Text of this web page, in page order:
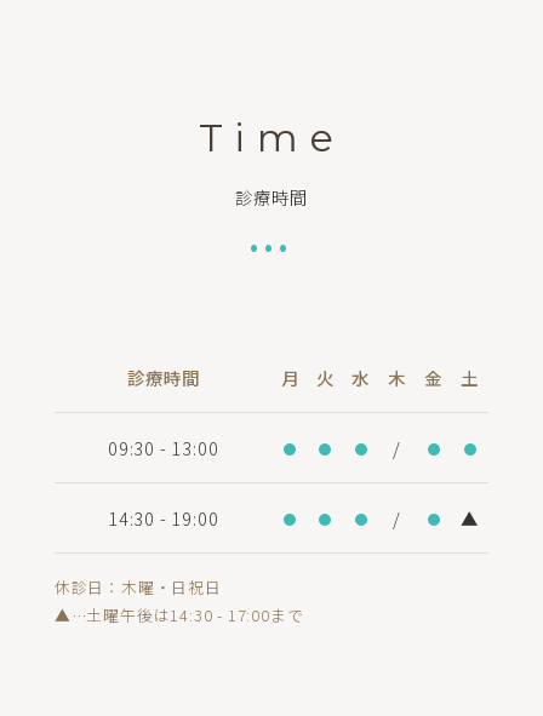
Time
診療時間
•••
診療時間 月 火 水 木 金 土
09:30 - 13:00 /
14:30 - 19:00 / ▲
休診日：木曜・日祝日
▲…土曜午後は14:30 - 17:00まで